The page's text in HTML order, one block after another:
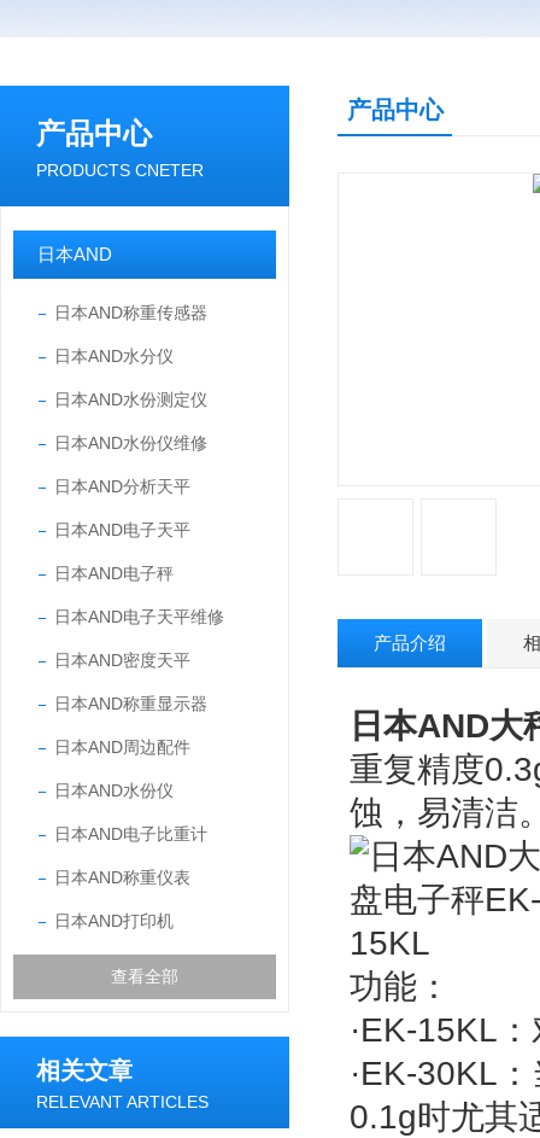
产品中心
PRODUCTS CNETER
日本AND
日本AND称重传感器
日本AND水分仪
日本AND水份测定仪
日本AND水份仪维修
日本AND分析天平
日本AND电子天平
日本AND电子秤
日本AND电子天平维修
日本AND密度天平
日本AND称重显示器
日本AND周边配件
日本AND水份仪
日本AND电子比重计
日本AND称重仪表
日本AND打印机
查看全部
相关文章
RELEVANT ARTICLES
产品中心
产品介绍
日本AND
重复精度
蚀，易清洁
功能：
·EK-15KL
·EK-30KL
0.1g时尤其